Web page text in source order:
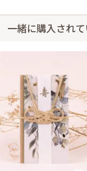
サイズはぴったりで、
ッタリでした。
ブラックの
ンプルボレロ
21-0220
身長165cm【Mサ
20代前半
2021/04/
一緒に購入され